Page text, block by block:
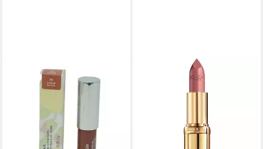
CLINIQUE
Lippenstift Clinique chubby
stick Lippenbalsam 26 boldest
(11.300,00 €/ 1 kg)
lieferbar - in 2-3 Werktagen bei dir